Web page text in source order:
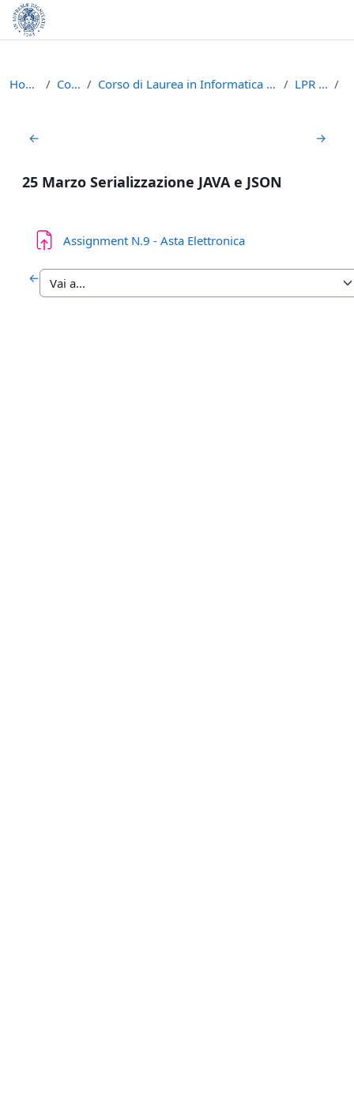
Vai al contenuto principale
Home Corsi Corso di Laurea in Informatica (L-31) LPR - A
Schema della sezione
← →
25 Marzo Serializzazione JAVA e JSON
Assignment N.9 - Asta ElettronicaCompito
←